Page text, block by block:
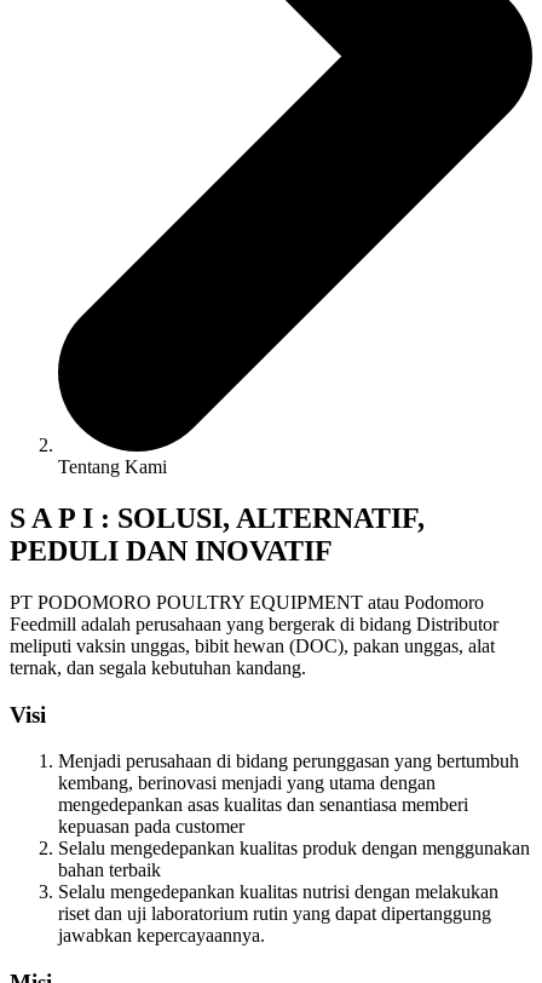
Tentang Kami
S A P I : SOLUSI, ALTERNATIF,
PEDULI DAN INOVATIF
PT PODOMORO POULTRY EQUIPMENT atau Podomoro
Feedmill adalah perusahaan yang bergerak di bidang Distributor
meliputi vaksin unggas, bibit hewan (DOC), pakan unggas, alat
ternak, dan segala kebutuhan kandang.
Visi
Menjadi perusahaan di bidang perunggasan yang bertumbuh
kembang, berinovasi menjadi yang utama dengan
mengedepankan asas kualitas dan senantiasa memberi
kepuasan pada customer
Selalu mengedepankan kualitas produk dengan menggunakan
bahan terbaik
Selalu mengedepankan kualitas nutrisi dengan melakukan
riset dan uji laboratorium rutin yang dapat dipertanggung
jawabkan kepercayaannya.